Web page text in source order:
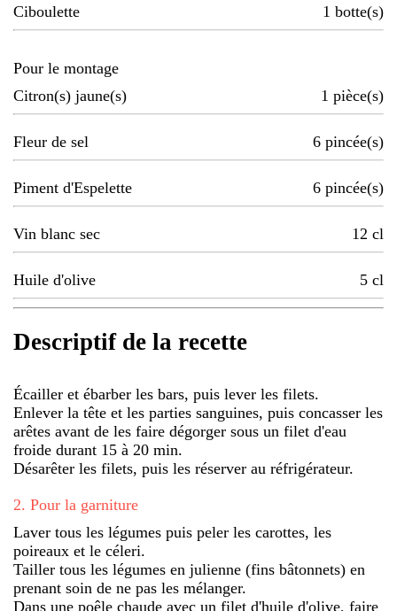
Ciboulette 1 botte(s)
Pour le montage
Citron(s) jaune(s)
1 pièce(s)
Fleur de sel 6 pincée(s)
Piment d'Espelette 6 pincée(s)
Vin blanc sec 12 cl
Huile d'olive 5 cl
Descriptif de la recette
Écailler et ébarber les bars, puis lever les filets.
Enlever la tête et les parties sanguines, puis concasser les
arêtes avant de les faire dégorger sous un filet d'eau
froide durant 15 à 20 min.
Désarêter les filets, puis les réserver au réfrigérateur.
2. Pour la garniture
Laver tous les légumes puis peler les carottes, les
poireaux et le céleri.
Tailler tous les légumes en julienne (fins bâtonnets) en
prenant soin de ne pas les mélanger.
Dans une poêle chaude avec un filet d'huile d'olive, faire